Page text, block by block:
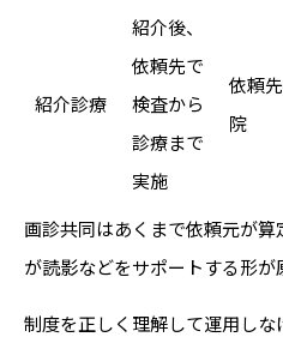
紹介診療
紹介後、
依頼先で
検査から
診療まで
実施
依頼
院
画診共同はあくまで依頼元が
が読影などをサポートする形が
制度を正しく理解して運用し